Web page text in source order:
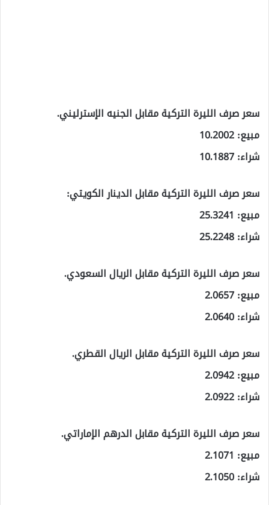
سعر صرف الليرة التركية مقابل الجنيه الإسترليني.
مبيع: 10.2002
شراء: 10.1887
سعر صرف الليرة التركية مقابل الدينار الكويتي:
مبيع: 25.3241
شراء: 25.2248
سعر صرف الليرة التركية مقابل الريال السعودي.
مبيع: 2.0657
شراء: 2.0640
سعر صرف الليرة التركية مقابل الريال القطري.
مبيع: 2.0942
شراء: 2.0922
سعر صرف الليرة التركية مقابل الدرهم الإماراتي.
مبيع: 2.1071
شراء: 2.1050